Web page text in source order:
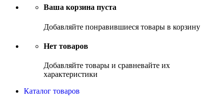
Ваша корзина пуста
Добавляйте понравившиеся товары в корзину
Нет товаров
Добавляйте товары и сравневайте их
характеристики
Каталог товаров